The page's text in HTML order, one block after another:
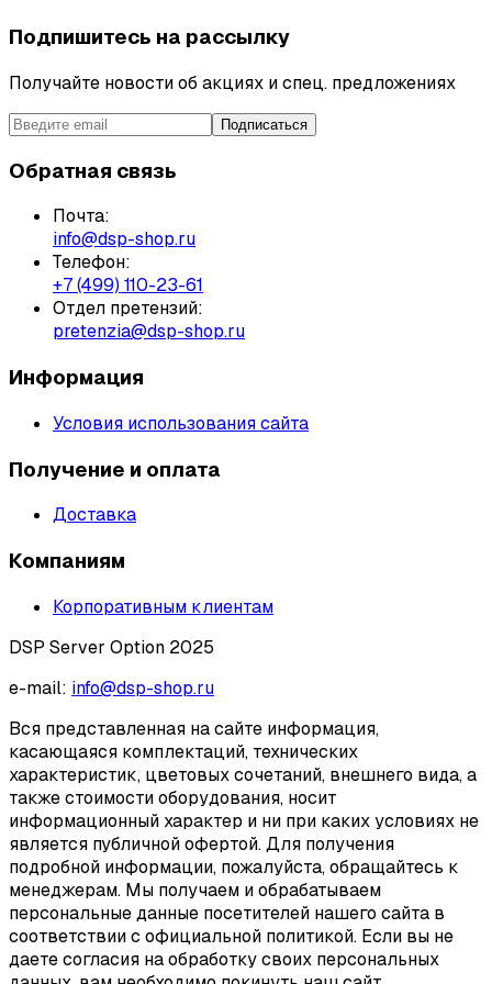
Подпишитесь на рассылку
Получайте новости об акциях и спец. предложениях
Подписаться
Обратная связь
Почта:
info@dsp-shop.ru
Телефон:
+7 (499) 110-23-61
Отдел претензий:
pretenzia@dsp-shop.ru
Информация
Условия использования сайта
Получение и оплата
Доставка
Компаниям
Корпоративным клиентам
DSP Server Option 2025
e-mail: info@dsp-shop.ru
Вся представленная на сайте информация,
касающаяся комплектаций, технических
характеристик, цветовых сочетаний, внешнего вида, а
также стоимости оборудования, носит
информационный характер и ни при каких условиях не
является публичной офертой. Для получения
подробной информации, пожалуйста, обращайтесь к
менеджерам. Мы получаем и обрабатываем
персональные данные посетителей нашего сайта в
соответствии с официальной политикой. Если вы не
даете согласия на обработку своих персональных